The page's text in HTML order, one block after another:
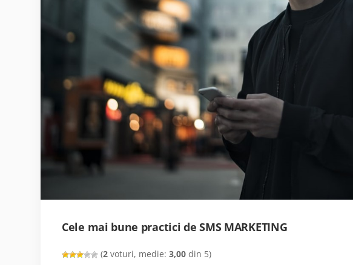
Cele mai bune practici de SMS MARKETING
(2 voturi, medie: 3,00 din 5)